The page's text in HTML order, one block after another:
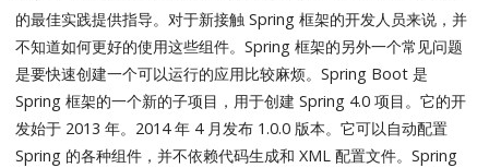
的最佳实践提供指导。对于新接触 Spring 框架的开发人员来说，并
不知道如何更好的使用这些组件。Spring 框架的另外一个常见问题
是要快速创建一个可以运行的应用比较麻烦。Spring Boot 是
Spring 框架的一个新的子项目，用于创建 Spring 4.0 项目。它的开
发始于 2013 年。2014 年 4 月发布 1.0.0 版本。它可以自动配置
Spring 的各种组件，并不依赖代码生成和 XML 配置文件。Spring